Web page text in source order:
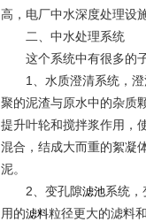
高，电厂中水深度处理设
二、中水处理系统
这个系统中有很多的子
1、水质澄清系统，澄
聚的泥渣与原水中的杂质
提升叶轮和搅拌浆作用，
混合，结成大而重的絮凝
泥。
2、变孔隙滤池系统，
用的滤料粒径更大的滤料